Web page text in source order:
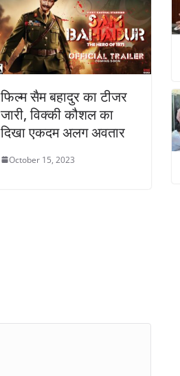
फिल्म सैम बहादुर का टीजर
जारी, विक्की कौशल का
दिखा एकदम अलग अवतार
October 15, 2023